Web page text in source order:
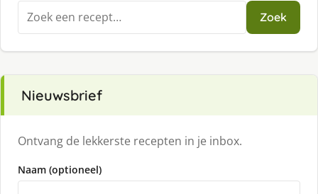
Zoeken
naar:
Zoek
Nieuwsbrief
Ontvang de lekkerste recepten in je inbox.
Naam (optioneel)